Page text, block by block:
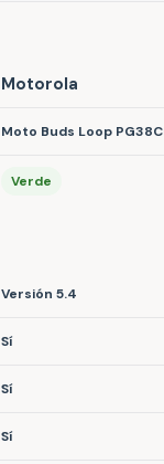
Motorola
Moto Buds Loop
Verde
Versión 5.4
Sí
Sí
Sí